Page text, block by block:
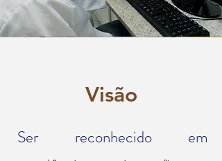
Visão
Ser reconhecido em